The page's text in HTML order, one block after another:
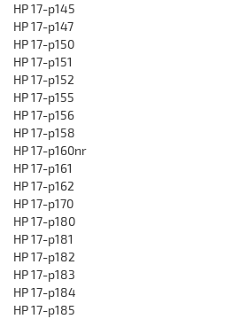
HP 17-p145
HP 17-p147
HP 17-p150
HP 17-p151
HP 17-p152
HP 17-p155
HP 17-p156
HP 17-p158
HP 17-p160nr
HP 17-p161
HP 17-p162
HP 17-p170
HP 17-p180
HP 17-p181
HP 17-p182
HP 17-p183
HP 17-p184
HP 17-p185